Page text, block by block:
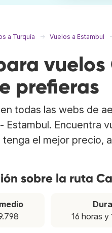
a Turquía Vuelos a Estambul
prefieras
todas las webs de
Estambul. Encuentra
tenga el mejor precio,
sobre la ruta
16 horas y